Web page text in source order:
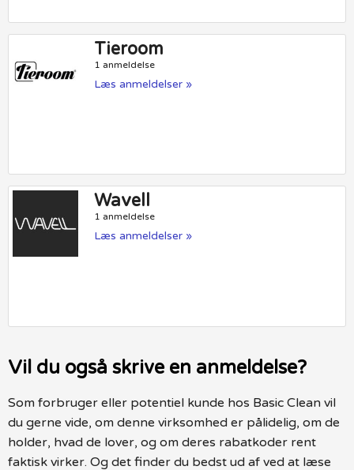
Tieroom
1 anmeldelse
Læs anmeldelser »
Wavell
1 anmeldelse
Læs anmeldelser »
Vil du også skrive en anmeldelse?
Som forbruger eller potentiel kunde hos Basic Clean vil
du gerne vide, om denne virksomhed er pålidelig, om de
holder, hvad de lover, og om deres rabatkoder rent
faktisk virker. Og det finder du bedst ud af ved at læse